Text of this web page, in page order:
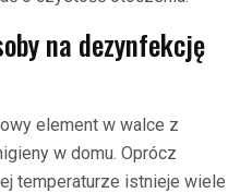
na dezynfekcję
element w walce z
w domu. Oprócz
temperaturze istnieje wiele